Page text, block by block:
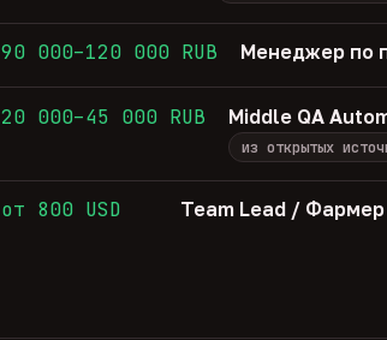
90 000–120 000 RUB Менеджер по
20 000–45 000 RUB Middle QA
из открытых
от 800 USD Team Lead /